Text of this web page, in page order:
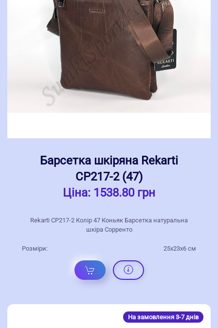
Барсетка шкіряна Rekarti
СР217-2 (47)
Ціна: 1538.80 грн
Rekarti СР217-2 Колір 47 Коньяк Барсетка натуральна
шкіра Сорренто
Розміри: 25х23х6 см
На замовлення 3-7 днів